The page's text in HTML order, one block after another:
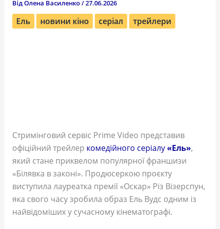
ВідОлена Василенко/27.06.2026
Ель новини кіно серіал трейлери
Стримінговий сервіс Prime Video представив
офіційний трейлер комедійного серіалу«Ель»,
який стане приквелом популярної франшизи
«Білявка в законі». Продюсеркою проєкту
виступила лауреатка премії «Оскар» Різ Візерспун,
яка свого часу зробила образ Ель Вудс одним із
найвідоміших у сучасному кінематографі.